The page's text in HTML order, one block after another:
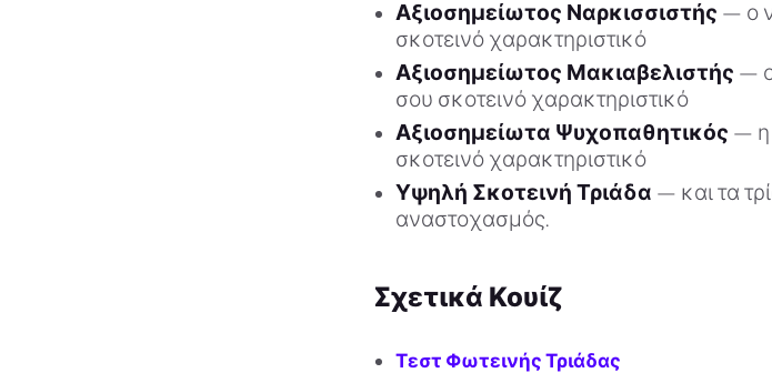
Αξιοσημείωτος Ναρκισσιστής — ο
σκοτεινό χαρακτηριστικό
Αξιοσημείωτος Μακιαβελιστής — ο
σου σκοτεινό χαρακτηριστικό
Αξιοσημείωτα Ψυχοπαθητικός — η
σκοτεινό χαρακτηριστικό
Υψηλή Σκοτεινή Τριάδα — και τα
αναστοχασμός.
Σχετικά Κουίζ
Τεστ Φωτεινής Τριάδας